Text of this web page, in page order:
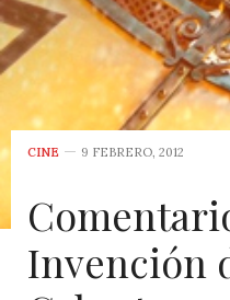
CINE 9 FEBRERO, 2012
Invención